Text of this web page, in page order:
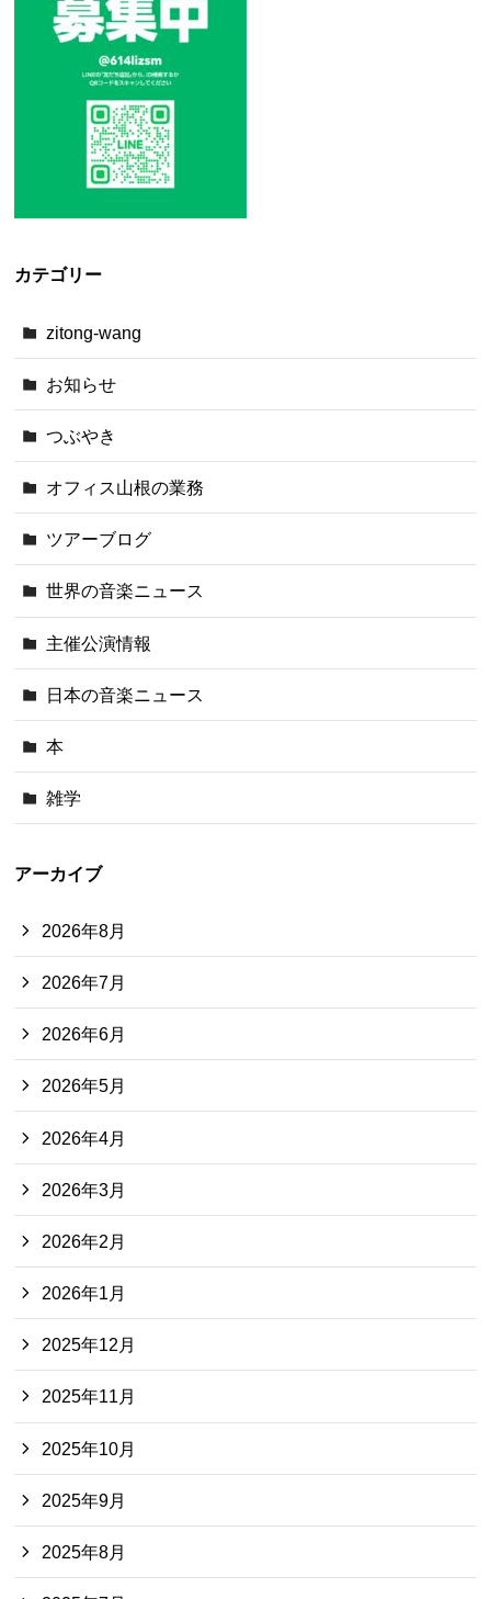
カテゴリー
zitong-wang
お知らせ
つぶやき
オフィス山根の業務
ツアーブログ
世界の音楽ニュース
主催公演情報
日本の音楽ニュース
本
雑学
アーカイブ
2026年8月
2026年7月
2026年6月
2026年5月
2026年4月
2026年3月
2026年2月
2026年1月
2025年12月
2025年11月
2025年10月
2025年9月
2025年8月